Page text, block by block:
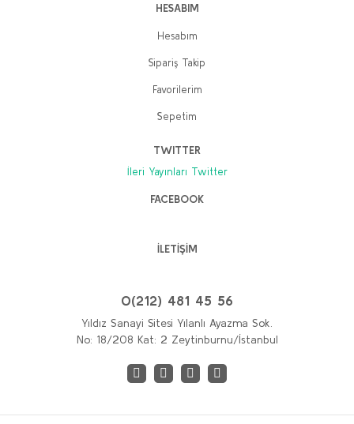
HESABIM
Hesabım
Sipariş Takip
Favorilerim
Sepetim
TWITTER
İleri Yayınları Twitter
FACEBOOK
İLETİŞİM
0(212) 481 45 56
Yıldız Sanayi Sitesi Yılanlı Ayazma Sok.
No: 18/208 Kat: 2 Zeytinburnu/İstanbul